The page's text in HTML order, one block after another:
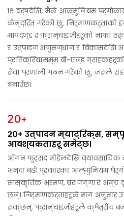
१८ वर्षदेखि, मैले आल्मुनियम
केन्द्रित गरेको छु, निर्माणकर्ताको
मापदण्ड र फ्रान्चाइजीहरूको नाफा
र उत्पादन अनुसन्धान र विकासदेखि
प्रतिक्रियासम्म बी-एन्ड
सेवा प्रणाली गठन गरेको छु, जसले
बनाउँछ।
20+
२०+ उत्पादन म्याट्रिक्स,
आवश्यकताहरू समेट्छ।
आँगन फुर्सद मोडेलदेखि
भन्दा बढी प्रकारका आल्मुनियम
सांस्कृतिक भ्रमण, घर जग्गा र अन्य
छन्। निर्माणकर्ताहरूले माग अनुसार
सक्छन्, फ्रान्चाइजीहरूले क्षेत्रीय